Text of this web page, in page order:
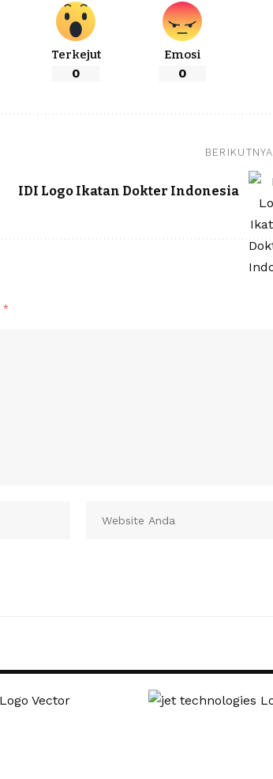
Terkejut
0
Emosi
0
BERIKUTNYA
IDI Logo Ikatan Dokter Indonesia
*